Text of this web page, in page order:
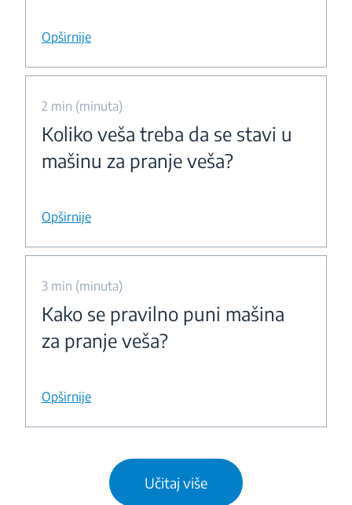
Opširnije
2 min (minuta)
Koliko veša treba da se stavi u
mašinu za pranje veša?
Opširnije
3 min (minuta)
Kako se pravilno puni mašina
za pranje veša?
Opširnije
Učitaj više